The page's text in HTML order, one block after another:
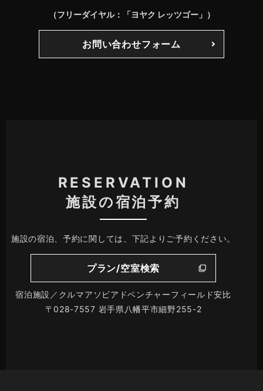
（フリーダイヤル：「ヨヤク レッツゴー」）
お問い合わせフォーム
RESERVATION
施設の宿泊予約
施設の宿泊、予約に関しては、下記よりご予約ください。
プラン/空室検索
宿泊施設／クルマアソビアドベンチャーフィールド安比
〒028-7557 岩手県八幡平市細野255-2